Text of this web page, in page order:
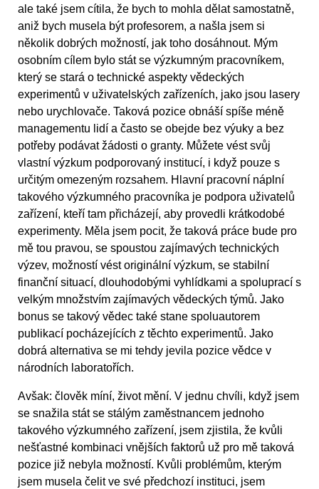
ale také jsem cítila, že bych to mohla dělat samostatně,
aniž bych musela být profesorem, a našla jsem si
několik dobrých možností, jak toho dosáhnout. Mým
osobním cílem bylo stát se výzkumným pracovníkem,
který se stará o technické aspekty vědeckých
experimentů v uživatelských zařízeních, jako jsou lasery
nebo urychlovače. Taková pozice obnáší spíše méně
managementu lidí a často se obejde bez výuky a bez
potřeby podávat žádosti o granty. Můžete vést svůj
vlastní výzkum podporovaný institucí, i když pouze s
určitým omezeným rozsahem. Hlavní pracovní náplní
takového výzkumného pracovníka je podpora uživatelů
zařízení, kteří tam přicházejí, aby provedli krátkodobé
experimenty. Měla jsem pocit, že taková práce bude pro
mě tou pravou, se spoustou zajímavých technických
výzev, možností vést originální výzkum, se stabilní
finanční situací, dlouhodobými vyhlídkami a spoluprací s
velkým množstvím zajímavých vědeckých týmů. Jako
bonus se takový vědec také stane spoluautorem
publikací pocházejících z těchto experimentů. Jako
dobrá alternativa se mi tehdy jevila pozice vědce v
národních laboratořích.
Avšak: člověk míní, život mění. V jednu chvíli, když jsem
se snažila stát se stálým zaměstnancem jednoho
takového výzkumného zařízení, jsem zjistila, že kvůli
nešťastné kombinaci vnějších faktorů už pro mě taková
pozice již nebyla možností. Kvůli problémům, kterým
jsem musela čelit ve své předchozí instituci, jsem